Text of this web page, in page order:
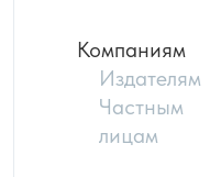
Компаниям
Издателям
Частным
лицам